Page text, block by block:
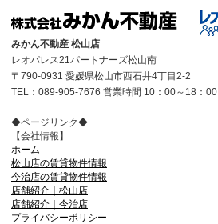
みかん不動産 松山店
レオパレス21パートナーズ松山南
〒790-0931 愛媛県松山市西石井4丁目2-2
TEL：089-905-7676 営業時間 10：00～18：00
◆ページリンク◆
【会社情報】
ホーム
松山店の賃貸物件情報
今治店の賃貸物件情報
店舗紹介｜松山店
店舗紹介｜今治店
プライバシーポリシー